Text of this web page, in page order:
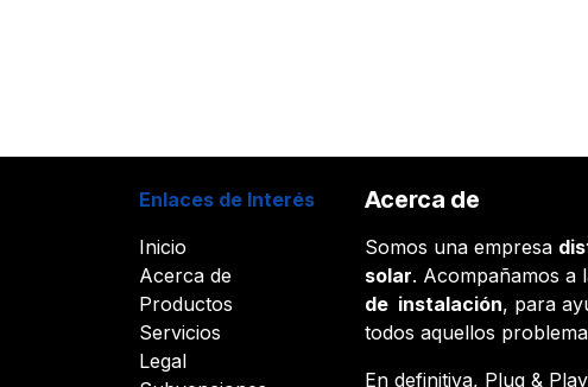
Enlaces de Interés
Inicio
Acerca de
Productos
Servicios
Legal
Acerca de
Somos una empresa
solar. Acompañamos a
de instalación, para
todos aquellos
En definitiva, Plug &